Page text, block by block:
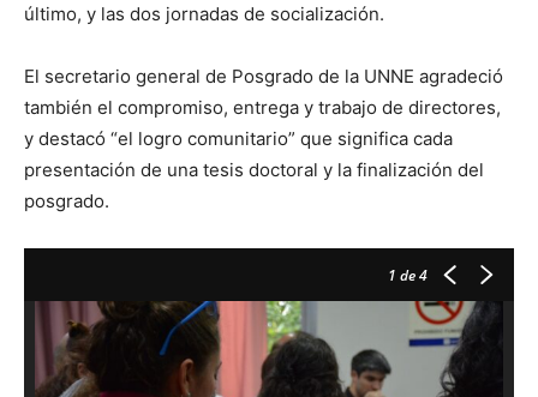
último, y las dos jornadas de socialización.
El secretario general de Posgrado de la UNNE agradeció
también el compromiso, entrega y trabajo de directores,
y destacó “el logro comunitario” que significa cada
presentación de una tesis doctoral y la finalización del
posgrado.
1 de 4